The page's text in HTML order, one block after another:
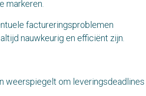
markeren.
factureringsproblemen
nauwkeurig en efficiënt zijn.
weerspiegelt om leveringsdeadlines